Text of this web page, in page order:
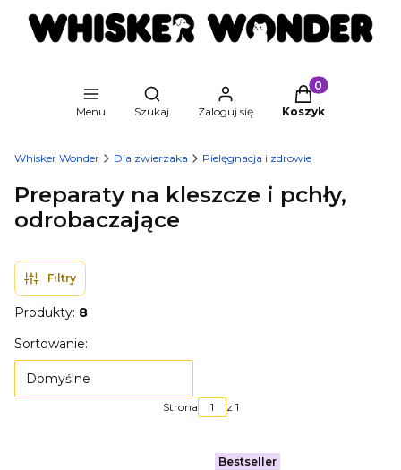
Menu
Otwórz wyszukiwarkę
Szukaj Zaloguj się
Produkty w
Koszyk
Whisker Wonder Dla zwierzaka Pielęgnacja i zdrowie
Preparaty na kleszcze i pchły,
odrobaczające
Filtry
Produkty: 8
Lista produktów
Sortowanie:
Domyślne
Strona z 1
Bestseller